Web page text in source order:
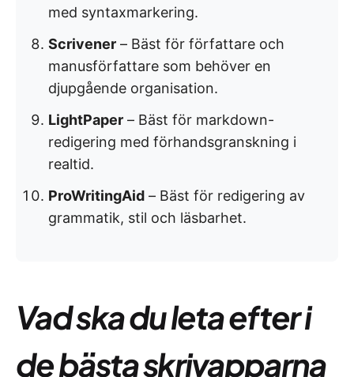
med syntaxmarkering.
Scrivener – Bäst för författare och
manusförfattare som behöver en
djupgående organisation.
LightPaper – Bäst för markdown-
redigering med förhandsgranskning i
realtid.
ProWritingAid – Bäst för redigering av
grammatik, stil och läsbarhet.
Vad ska du leta efter i
de bästa skrivapparna